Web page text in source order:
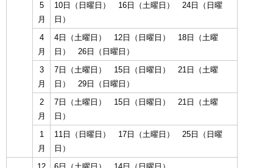
5
月
10日（日曜日） 16日（土曜日） 24日（日曜
日）
4
月
4日（土曜日） 12日（日曜日） 18日（土曜
日） 26日（日曜日）
3
月
7日（土曜日） 15日（日曜日） 21日（土曜
日） 29日（日曜日）
2
月
7日（土曜日） 15日（日曜日） 21日（土曜
日）
1
月
11日（日曜日） 17日（土曜日） 25日（日曜
日）